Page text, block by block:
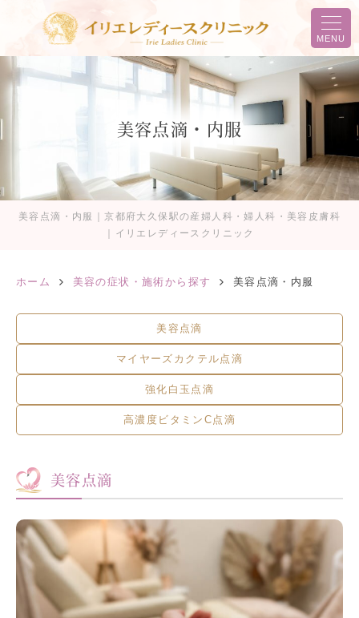
MENU
美容点滴・内服
美容点滴・内服｜京都府大久保駅の産婦人科・婦人科・美容皮膚科
｜イリエレディースクリニック
ホーム 美容の症状・施術から探す 美容点滴・内服
美容点滴
マイヤーズカクテル点滴
強化白玉点滴
高濃度ビタミンC点滴
美容点滴